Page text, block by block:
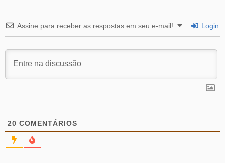
Assine para receber as respostas em seu e-mail! Login
20 COMENTÁRIOS